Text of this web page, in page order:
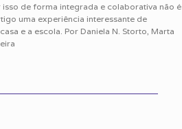
de forma integrada e colaborativa não é
uma experiência interessante de
e a escola. Por Daniela N. Storto, Marta